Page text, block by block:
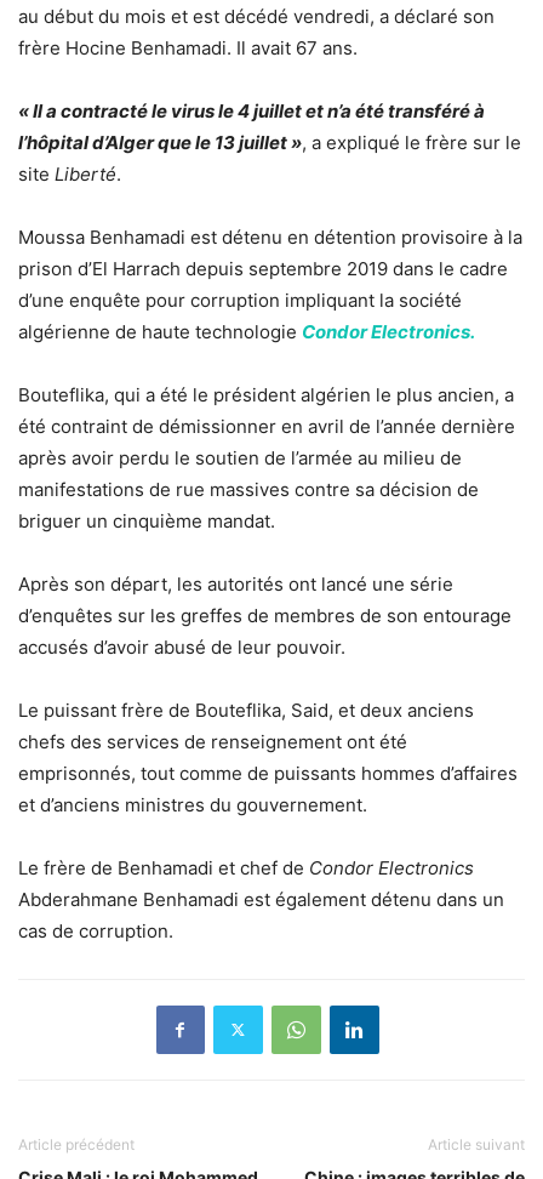
au début du mois et est décédé vendredi, a déclaré son
frère Hocine Benhamadi. Il avait 67 ans.
« Il a contracté le virus le 4 juillet et n’a été transféré à
l’hôpital d’Alger que le 13 juillet », a expliqué le frère sur le
site Liberté.
Moussa Benhamadi est détenu en détention provisoire à la
prison d’El Harrach depuis septembre 2019 dans le cadre
d’une enquête pour corruption impliquant la société
algérienne de haute technologie Condor Electronics.
Bouteflika, qui a été le président algérien le plus ancien, a
été contraint de démissionner en avril de l’année dernière
après avoir perdu le soutien de l’armée au milieu de
manifestations de rue massives contre sa décision de
briguer un cinquième mandat.
Après son départ, les autorités ont lancé une série
d’enquêtes sur les greffes de membres de son entourage
accusés d’avoir abusé de leur pouvoir.
Le puissant frère de Bouteflika, Said, et deux anciens
chefs des services de renseignement ont été
emprisonnés, tout comme de puissants hommes d’affaires
et d’anciens ministres du gouvernement.
Le frère de Benhamadi et chef de Condor Electronics
Abderahmane Benhamadi est également détenu dans un
cas de corruption.
Article précédent Article suivant